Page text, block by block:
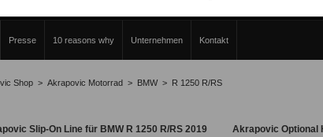
Presse 10 reasons why Unternehmen Kontakt
Shop > Akrapovic Motorrad > BMW> R 1250 R/RS
Slip-On Line für BMW R 1250 R/RS 2019
Akrapovic Optional